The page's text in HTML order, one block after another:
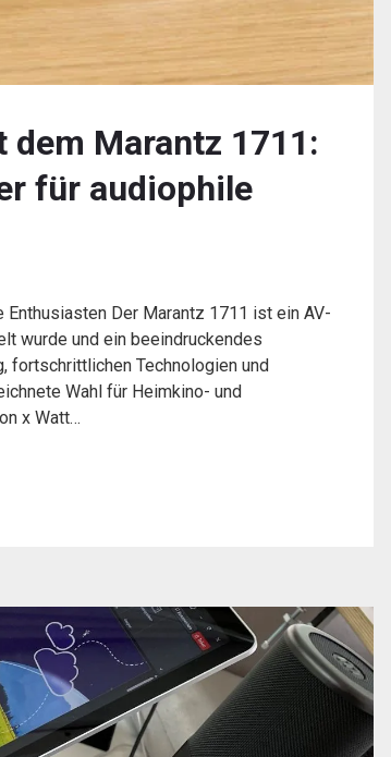
dem Marantz 1711:
für audiophile
Der Marantz 1711 ist ein AV-
wurde und ein beeindruckendes
fortschrittlichen Technologien und
Wahl für Heimkino- und
x Watt…